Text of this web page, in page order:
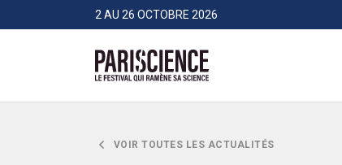
>Aller au contenu2 AU 26 OCTOBRE 2026
VOIR TOUTES LES ACTUALITÉS
Panneau de gestion des cookies